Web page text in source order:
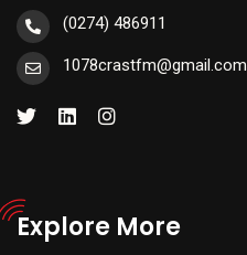
(0274) 486911
1078crastfm@gmail.com
Explore More